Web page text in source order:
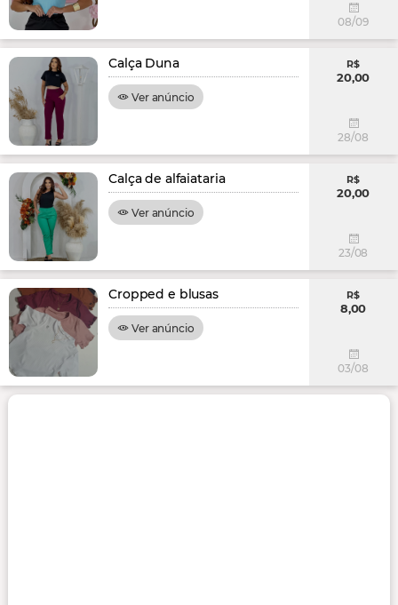
08/09
Calça Duna
Ver anúncio
R$
20,00
28/08
Calça de alfaiataria
Ver anúncio
R$
20,00
23/08
Cropped e blusas
Ver anúncio
R$
8,00
03/08